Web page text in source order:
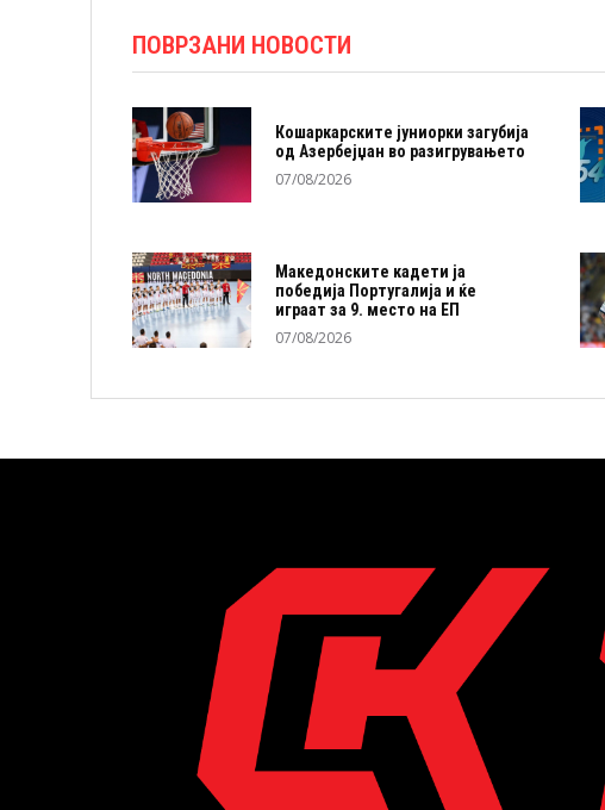
ПОВРЗАНИ НОВОСТИ
Кошаркарските јуниорки загубија
од Азербејџан во разигрувањето
07/08/2026
Македонските кадети ја
победија Португалија и ќе
играат за 9. место на ЕП
07/08/2026